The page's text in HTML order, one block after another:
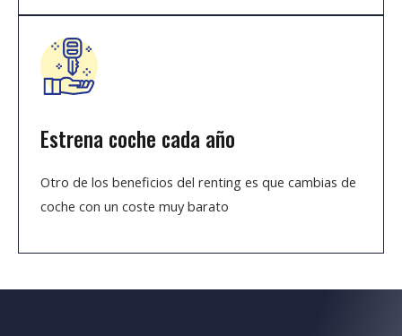
Estrena coche cada año
Otro de los beneficios del renting es que cambias de
coche con un coste muy barato